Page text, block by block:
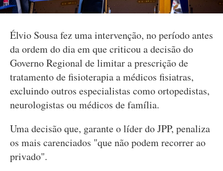
Élvio Sousa fez uma intervenção, no período antes
da ordem do dia em que criticou a decisão do
Governo Regional de limitar a prescrição de
tratamento de fisioterapia a médicos fisiatras,
excluindo outros especialistas como ortopedistas,
neurologistas ou médicos de família.
Uma decisão que, garante o líder do JPP, penaliza
os mais carenciados "que não podem recorrer ao
privado".